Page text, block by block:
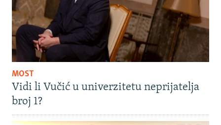
MOST
Vidi li Vučić u univerzitetu neprijatelja
broj 1?